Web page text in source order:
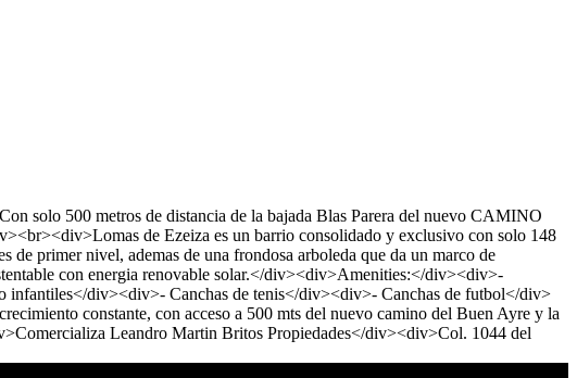
solo 500 metros de distancia de la bajada Blas Parera del nuevo CAMINO
de Ezeiza es un barrio consolidado y exclusivo con solo 148
de primer nivel, ademas de una frondosa arboleda que da un marco de
con energia renovable solar.</div><div>Amenities:</div><div>-
div><div>- Canchas de tenis</div><div>- Canchas de futbol</div>
constante, con acceso a 500 mts del nuevo camino del Buen Ayre y la
Leandro Martin Britos Propiedades</div><div>Col. 1044 del